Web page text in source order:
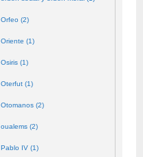
Orfeo (2)
Oriente (1)
Osiris (1)
Oterfut (1)
Otomanos (2)
oualems (2)
Pablo IV (1)